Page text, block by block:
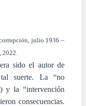
julio 1936 –
sido el autor de
suerte. La “no
y la “intervención
consecuencias.